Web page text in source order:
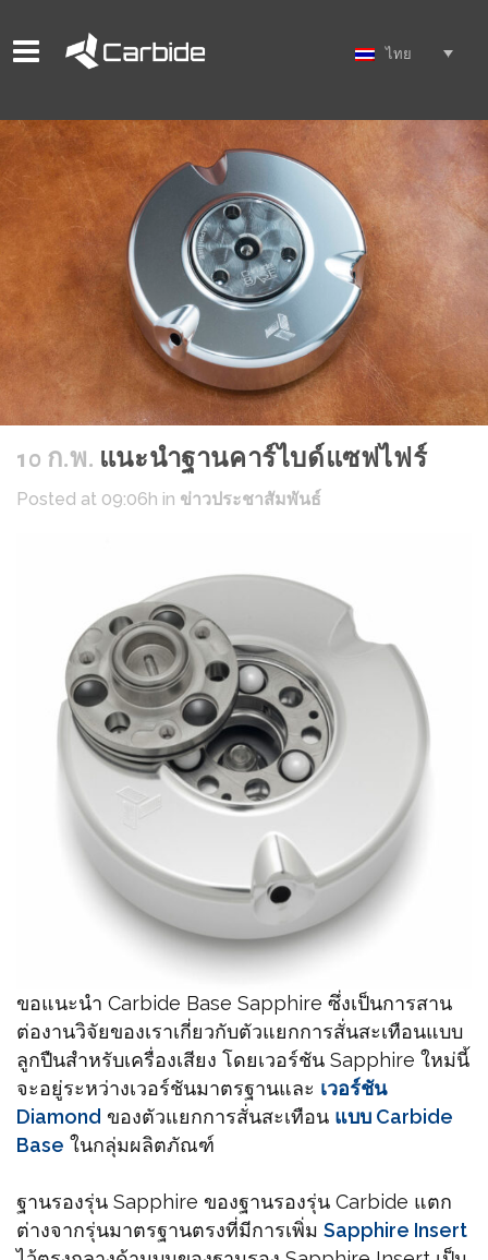
ไทย
10 ก.พ. แนะนำฐานคาร์ไบด์แซฟไฟร์
Posted at 09:06h in ข่าวประชาสัมพันธ์
ขอแนะนำ Carbide Base Sapphire ซึ่งเป็นการสาน
ต่องานวิจัยของเราเกี่ยวกับตัวแยกการสั่นสะเทือนแบบ
ลูกปืนสำหรับเครื่องเสียง โดยเวอร์ชัน Sapphire ใหม่นี้
จะอยู่ระหว่างเวอร์ชันมาตรฐานและ เวอร์ชัน
Diamond ของตัวแยกการสั่นสะเทือน แบบ Carbide
Base ในกลุ่มผลิตภัณฑ์
ฐานรองรุ่น Sapphire ของฐานรองรุ่น Carbide แตก
ต่างจากรุ่นมาตรฐานตรงที่มีการเพิ่ม Sapphire Insert